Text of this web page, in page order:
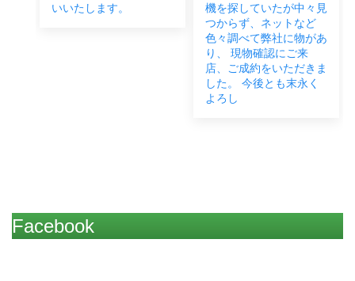
いいたします。
機を探していたが中々見
つからず、ネットなど
色々調べて弊社に物があ
り、 現物確認にご来
店、ご成約をいただきま
した。 今後とも末永く
よろし
Facebook